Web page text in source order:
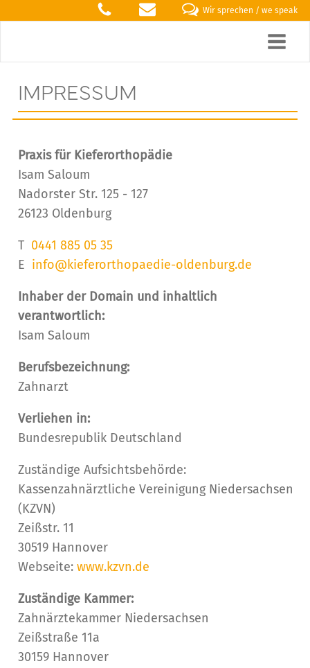
Wir sprechen / we speak
IMPRESSUM
Praxis für Kieferorthopädie
Isam Saloum
Nadorster Str. 125 - 127
26123 Oldenburg
T 0441 885 05 35
E info@kieferorthopaedie-oldenburg.de
Inhaber der Domain und inhaltlich
verantwortlich:
Isam Saloum
Berufsbezeichnung:
Zahnarzt
Verliehen in:
Bundesrepublik Deutschland
Zuständige Aufsichtsbehörde:
Kassenzahnärztliche Vereinigung Niedersachsen
(KZVN)
Zeißstr. 11
30519 Hannover
Webseite:www.kzvn.de
Zuständige Kammer:
Zahnärztekammer Niedersachsen
Zeißstraße 11a
30159 Hannover